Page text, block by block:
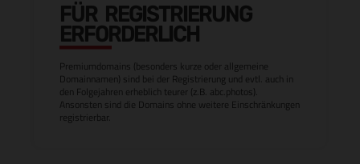
FÜR REGISTRIERUNG
ERFORDERLICH
Premiumdomains (besonders kurze oder allgemeine
Domainnamen) sind bei der Registrierung und evtl. auch in
den Folgejahren erheblich teurer (z.B. abc.photos).
Ansonsten sind die Domains ohne weitere Einschränkungen
registrierbar.